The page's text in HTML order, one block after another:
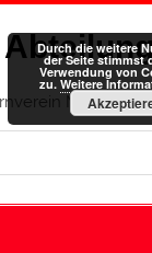
Durch die weitere
der Seite stimmst
Verwendung von
zu. Weitere